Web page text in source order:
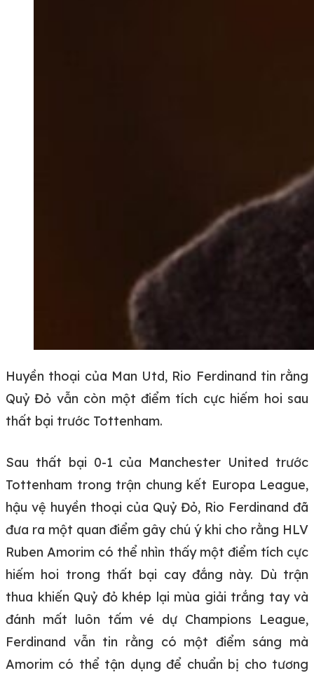
Huyền thoại của Man Utd, Rio Ferdinand tin rằng
Quỷ Đỏ vẫn còn một điểm tích cực hiếm hoi sau
thất bại trước Tottenham.
Sau thất bại 0-1 của Manchester United trước
Tottenham trong trận chung kết Europa League,
hậu vệ huyền thoại của Quỷ Đỏ, Rio Ferdinand đã
đưa ra một quan điểm gây chú ý khi cho rằng HLV
Ruben Amorim có thể nhìn thấy một điểm tích cực
hiếm hoi trong thất bại cay đắng này. Dù trận
thua khiến Quỷ đỏ khép lại mùa giải trắng tay và
đánh mất luôn tấm vé dự Champions League,
Ferdinand vẫn tin rằng có một điểm sáng mà
Amorim có thể tận dụng để chuẩn bị cho tương